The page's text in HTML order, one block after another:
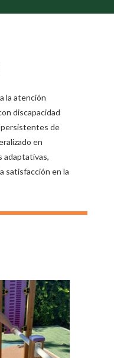
la atención
discapacidad
de
en
adaptativas,
satisfacción en la